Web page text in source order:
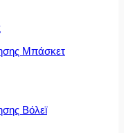
Μπάσκετ
Βόλεϊ